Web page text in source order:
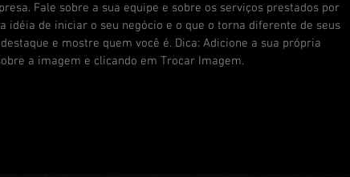
Fale sobre a sua equipe e sobre os serviços prestados por
idéia de iniciar o seu negócio e o que o torna diferente de seus
e mostre quem você é. Dica: Adicione a sua própria
a imagem e clicando em Trocar Imagem.